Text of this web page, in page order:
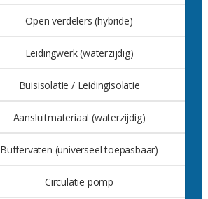
Open verdelers (hybride)
Leidingwerk (waterzijdig)
Buisisolatie / Leidingisolatie
Aansluitmateriaal (waterzijdig)
Buffervaten (universeel toepasbaar)
Circulatie pomp